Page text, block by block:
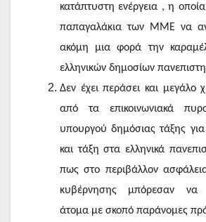
κατάπτυστη ενέργεια , η
παπαγαλάκια των ΜΜΕ να
ακόμη μια φορά την
ελληνικών δημοσίων
Δεν έχει περάσει και μεγάλο
από τα επικοινωνιακά
υπουργού δημόσιας τάξης
και τάξη στα ελληνικά
πως στο περιβάλλον
κυβέρνησης μπόρεσαν να
άτομα με σκοπό παράνομες